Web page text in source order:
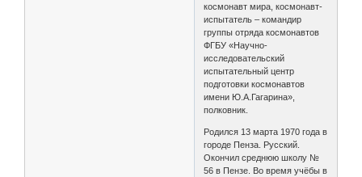
космонавт мира, космонавт-
испытатель – командир
группы отряда космонавтов
ФГБУ «Научно-
исследовательский
испытательный центр
подготовки космонавтов
имени Ю.А.Гагарина»,
полковник.
Родился 13 марта 1970 года в
городе Пенза. Русский.
Окончил среднюю школу №
56 в Пензе. Во время учёбы в